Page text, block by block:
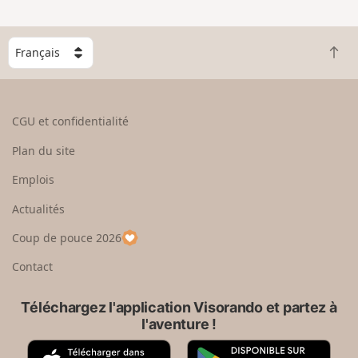
g
n
C
h
o
e
u
p
a
R
e
CGU et confidentialité
Plan du site
Emplois
Actualités
Coup de pouce 2026
Contact
Téléchargez l'application Visorando et partez à
l'aventure !
A
G